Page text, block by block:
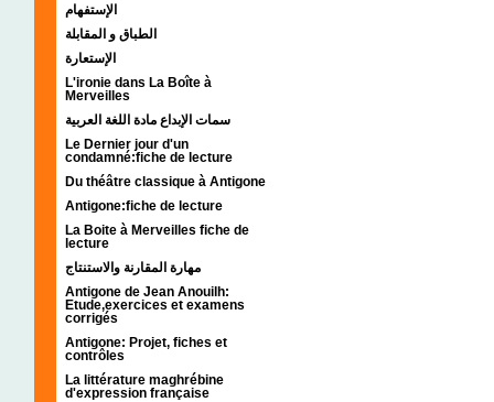
الإستفهام
الطباق و المقابلة
الإستعارة
L'ironie dans La Boîte à
Merveilles
سمات الإبداع مادة اللغة العربية
Le Dernier jour d'un
condamné:fiche de lecture
Du théâtre classique à Antigone
Antigone:fiche de lecture
La Boite à Merveilles fiche de
lecture
مهارة المقارنة والاستنتاج
Antigone de Jean Anouilh:
Etude,exercices et examens
corrigés
Antigone: Projet, fiches et
contrôles
La littérature maghrébine
d'expression française